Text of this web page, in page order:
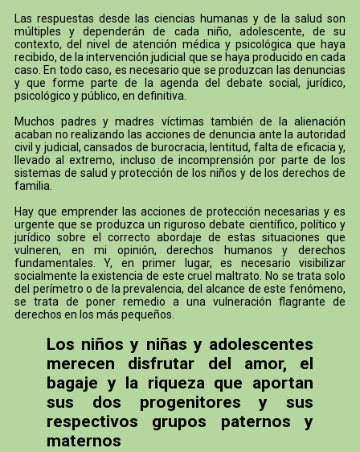
Las respuestas desde las ciencias humanas y de la salud son
múltiples y dependerán de cada niño, adolescente, de su
contexto, del nivel de atención médica y psicológica que haya
recibido, de la intervención judicial que se haya producido en cada
caso. En todo caso, es necesario que se produzcan las denuncias
y que forme parte de la agenda del debate social, jurídico,
psicológico y público, en definitiva.
Muchos padres y madres víctimas también de la alienación
acaban no realizando las acciones de denuncia ante la autoridad
civil y judicial, cansados de burocracia, lentitud, falta de eficacia y,
llevado al extremo, incluso de incomprensión por parte de los
sistemas de salud y protección de los niños y de los derechos de
familia.
Hay que emprender las acciones de protección necesarias y es
urgente que se produzca un riguroso debate científico, político y
jurídico sobre el correcto abordaje de estas situaciones que
vulneren, en mi opinión, derechos humanos y derechos
fundamentales. Y, en primer lugar, es necesario visibilizar
socialmente la existencia de este cruel maltrato. No se trata solo
del perímetro o de la prevalencia, del alcance de este fenómeno,
se trata de poner remedio a una vulneración flagrante de
derechos en los más pequeños.
Los niños y niñas y adolescentes
merecen disfrutar del amor, el
bagaje y la riqueza que aportan
sus dos progenitores y sus
respectivos grupos paternos y
maternos